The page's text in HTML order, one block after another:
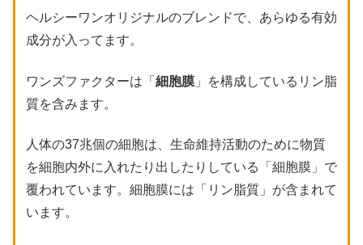
ヘルシーワンオリジナルのブレンドで、あらゆる有効
成分が入ってます。
ワンズファクターは「 細胞膜」を構成しているリン脂
質を含みます。
人体の37兆個の細胞は、生命維持活動のために物質
を細胞内外に入れたり出したりしている「細胞膜」で
覆われています。細胞膜には「リン脂質」が含まれて
います。